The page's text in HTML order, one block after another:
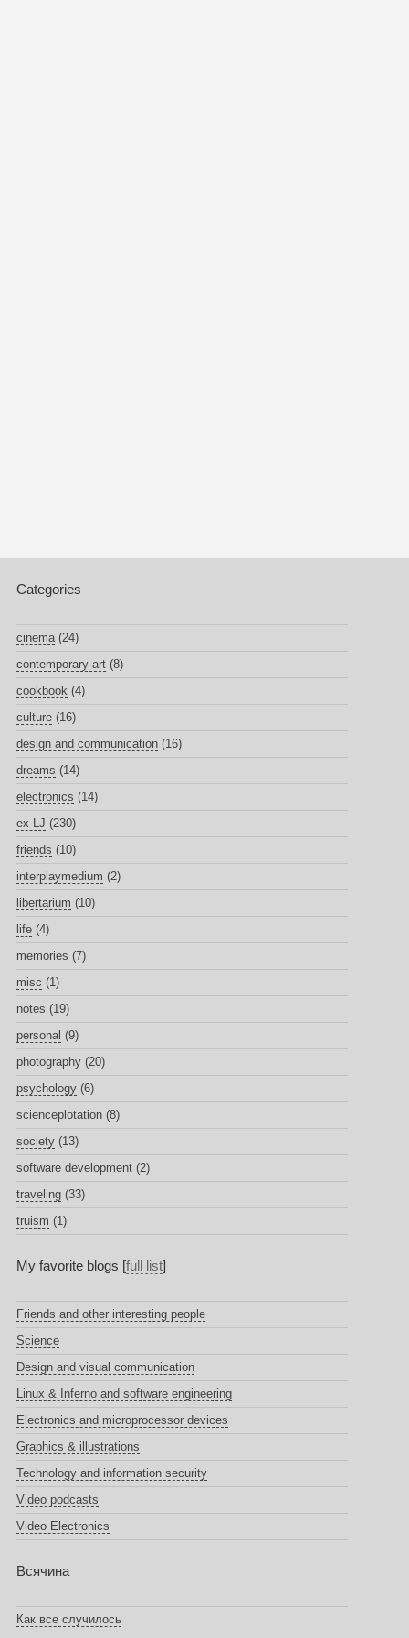
Categories
cinema(24)
contemporary art(8)
cookbook(4)
culture(16)
design and communication(16)
dreams (14)
electronics (14)
ex LJ (230)
friends (10)
interplaymedium (2)
libertarium (10)
life(4)
memories (7)
misc (1)
notes (19)
personal (9)
photography(20)
psychology(6)
scienceplotation(8)
society(13)
software development(2)
traveling(33)
truism (1)
My favorite blogs [full list]
Friends and other interesting people
Science
Design and visual communication
Linux & Inferno and software engineering
Electronics and microprocessor devices
Graphics & illustrations
Technology and information security
Video podcasts
Video Electronics
Всячина
Как все случилось